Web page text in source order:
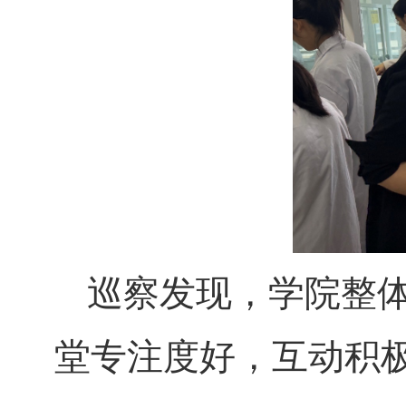
巡察发现，学院整
堂专注度好，互动积